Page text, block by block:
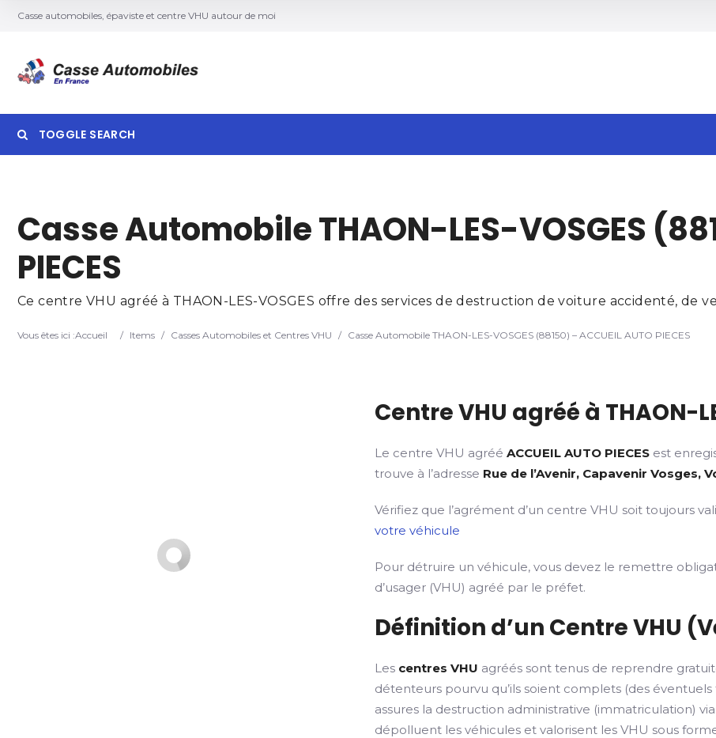
Casse automobiles, épaviste et centre VHU autour de moi
TOGGLE SEARCH
Search
Casse Automobile THAON-LES-VOSGES
PIECES
Ce centre VHU agréé à THAON-LES-VOSGES offre des services de destruction de voiture accidenté, de
Vous êtes ici :Accueil / Items / Casses Automobiles et Centres VHU / Casse Automobile THAON-LES-VOSGES (88150) – ACCUEIL AUTO PIECES
Centre VHU agréé à THAON-
Le centre VHU agrééACCUEIL AUTO PIECES est
trouve à l’adresse Rue de l’Avenir, Capavenir Vosges,
Vérifiez que l’agrément d’un centre VHU soit toujours
votre véhicule
Pour détruire un véhicule, vous devez le remettre
d’usager (VHU) agréé par le préfet.
Définition d’un Centre VHU
Les centres VHU agréés sont tenus de reprendre
détenteurs pourvu qu’ils soient complets (des
assures la destruction administrative (immatriculation)
dépolluent les véhicules et valorisent les VHU sous